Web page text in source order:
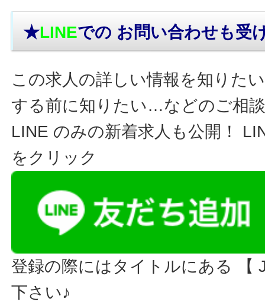
★LINEでの お問い合わせも受
この求人の詳しい情報を知りた
する前に知りたい…などのご相
LINE のみの新着求人も公開！
をクリック
登録の際にはタイトルにある 【
下さい♪